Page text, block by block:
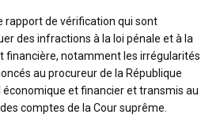
rapport de vérification qui sont
des infractions à la loi pénale et à la
financière, notamment les irrégularités
au procureur de la République
économique et financier et transmis au
comptes de la Cour suprême.